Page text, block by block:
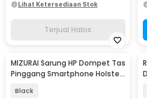
Lihat Ketersediaan Stok
Terjual Habis
MIZURAI Sarung HP Dompet Tas
Pinggang Smartphone Holster
Black